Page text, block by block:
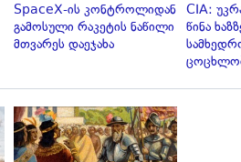
SpaceX-ის კონტროლიდან
გამოსული რაკეტის ნაწილი
მთვარეს დაეჯახა
CIA:
წინა